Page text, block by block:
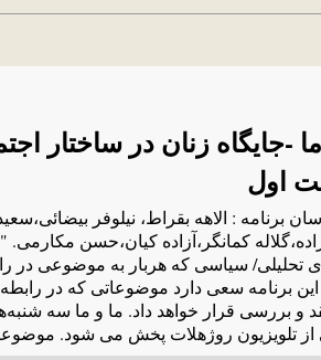
-جایگاه‌ زنان در ساختار
اول
برنامه‌ : الاهه‌ بقراط، نیلوفر
کمانگر،آزاده‌ کیان،حسن مکارمی.
تحلیلی/ سیاسی که‌ هربار به‌ موضوعی در
این برنامه‌ سعی دارد موضوعاتی که‌ در
و بررسی قرار خواهد داد. ما و ما سه‌ شنبه‌ها
تلویزیون روژهلات پخش می شود.